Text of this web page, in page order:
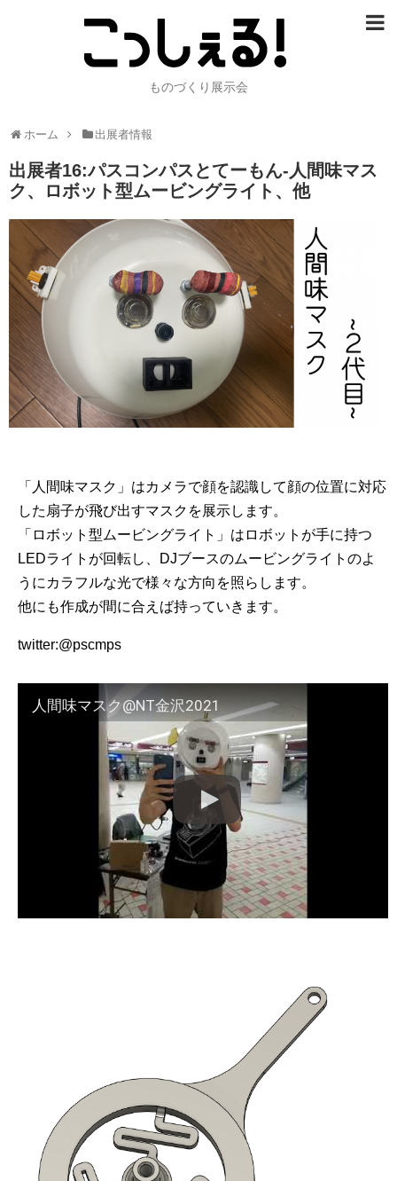
ものづくり展示会
ホーム 出展者情報
出展者16:パスコンパスとてーもん-人間味マス
ク、ロボット型ムービングライト、他
「人間味マスク」はカメラで顔を認識して顔の位置に対応
した扇子が飛び出すマスクを展示します。
「ロボット型ムービングライト」はロボットが手に持つ
LEDライトが回転し、DJブースのムービングライトのよ
うにカラフルな光で様々な方向を照らします。
他にも作成が間に合えば持っていきます。
twitter:@pscmps
人間味マスク@NT金沢2021